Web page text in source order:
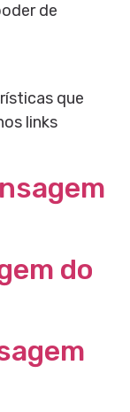
de
que
links
do